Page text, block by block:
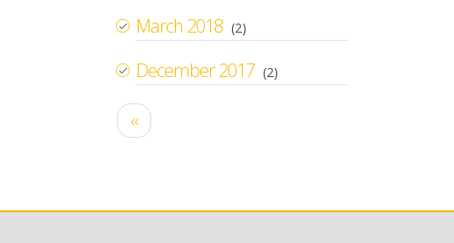
March 2018 (2)
December 2017 (2)
Pagination
Previous
page
‹‹